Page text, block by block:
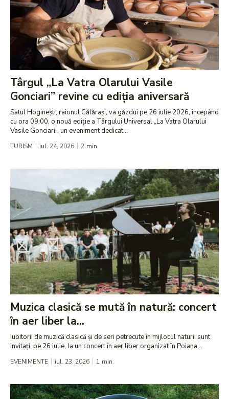
Târgul „La Vatra Olarului Vasile
Gonciari” revine cu ediția aniversară
Satul Hoginești, raionul Călărași, va găzdui pe 26 iulie 2026, începând
cu ora 09:00, o nouă ediție a Târgului Universal „La Vatra Olarului
Vasile Gonciari”, un eveniment dedicat...
TURISM iul. 24, 2026 2 min.
Muzica clasică se mută în natură: concert
în aer liber la...
Iubitorii de muzică clasică și de seri petrecute în mijlocul naturii sunt
invitați, pe 26 iulie, la un concert în aer liber organizat în Poiana...
EVENIMENTE iul. 23, 2026 1 min.